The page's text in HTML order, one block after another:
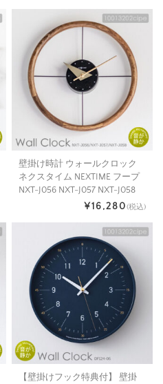
壁掛け時計 ウォールクロック
ネクスタイム NEXTIME フープ
NXT-J056 NXT-J057 NXT-J058
¥16,280(税込)
【壁掛けフック特典付】 壁掛